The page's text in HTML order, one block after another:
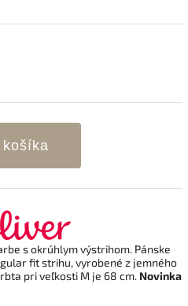
s okrúhlym výstrihom. Pánske
fit strihu, vyrobené z jemného
pri veľkosti M je 68 cm. Novinka